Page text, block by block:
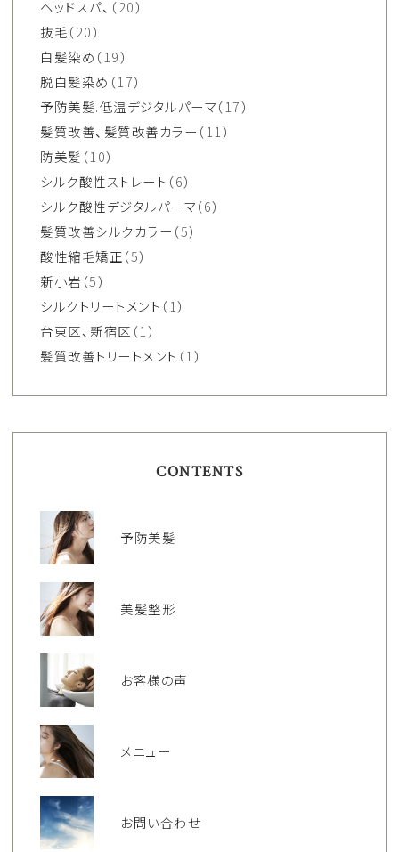
ヘッドスパ、 （20）
抜毛（20）
白髪染め （19）
脱白髪染め （17）
予防美髪.低温デジタルパーマ（17）
髪質改善、髪質改善カラー （11）
防美髪 （10）
シルク酸性ストレート （6）
シルク酸性デジタルパーマ（6）
髪質改善シルクカラー （5）
酸性縮毛矯正（5）
新小岩 （5）
シルクトリートメント （1）
台東区、新宿区 （1）
髪質改善トリートメント （1）
CONTENTS
予防美髪
美髪整形
お客様の声
メニュー
お問い合わせ